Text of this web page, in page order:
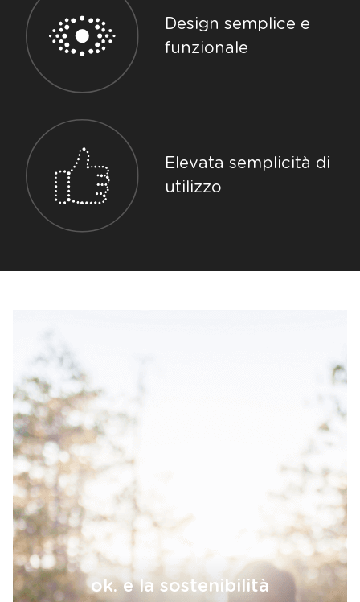
Design semplice e
funzionale
Elevata semplicità di
utilizzo
ok. e la sostenibilità